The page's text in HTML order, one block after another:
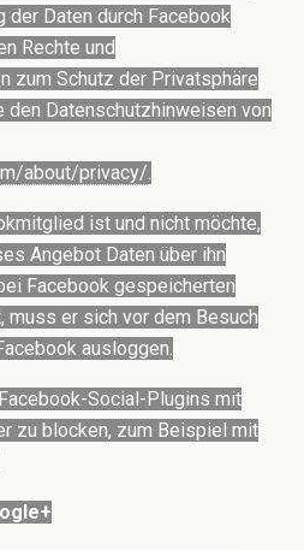
der Daten durch Facebook
Rechte und
zum Schutz der Privatsphäre
den Datenschutzhinweisen von
about/privacy/.
ist und nicht möchte,
Angebot Daten über ihn
Facebook gespeicherten
muss er sich vor dem Besuch
ausloggen.
Social-Plugins mit
zu blocken, zum Beispiel mit